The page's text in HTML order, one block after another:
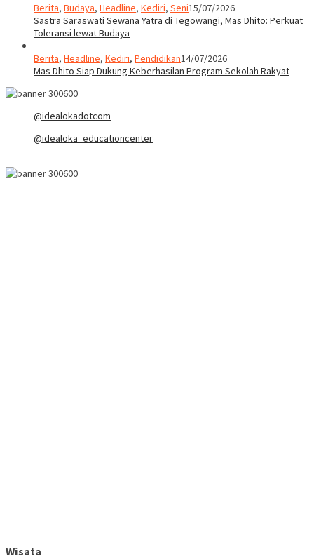
Berita, Budaya, Headline, Kediri, Seni15/07/2026
Sastra Saraswati Sewana Yatra di Tegowangi, Mas Dhito: Perkuat
Toleransi lewat Budaya
Berita, Headline, Kediri, Pendidikan14/07/2026
Mas Dhito Siap Dukung Keberhasilan Program Sekolah Rakyat
@idealokadotcom
@idealoka_educationcenter
Wisata